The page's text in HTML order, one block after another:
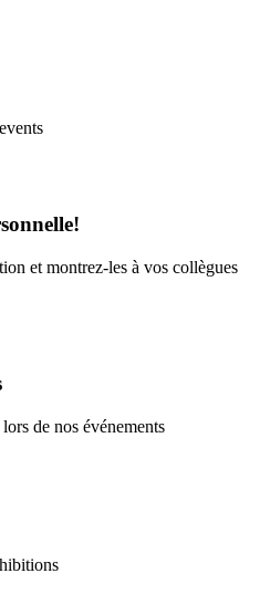
et montrez-les à vos collègues
de nos événements